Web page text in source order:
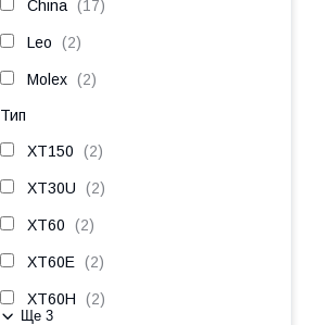
China 17
Leo 2
Molex 2
Тип
XT150 2
XT30U 2
XT60 2
XT60E 2
XT60H 2
Ще 3